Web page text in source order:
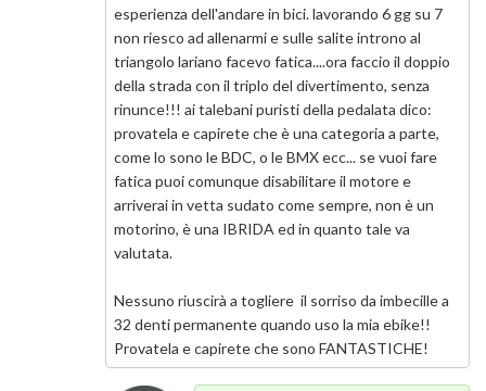
esperienza dell'andare in bici. lavorando 6 gg su 7
non riesco ad allenarmi e sulle salite introno al
triangolo lariano facevo fatica....ora faccio il doppio
della strada con il triplo del divertimento, senza
rinunce!!! ai talebani puristi della pedalata dico:
provatela e capirete che è una categoria a parte,
come lo sono le BDC, o le BMX ecc... se vuoi fare
fatica puoi comunque disabilitare il motore e
arriverai in vetta sudato come sempre, non è un
motorino, è una IBRIDA ed in quanto tale va
valutata.
Nessuno riuscirà a togliere il sorriso da imbecille a
32 denti permanente quando uso la mia ebike!!
Provatela e capirete che sono FANTASTICHE!